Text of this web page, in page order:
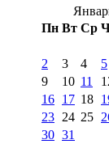
Пн Вт Ср
2
3 4 5
9
10 11
16 17 18
23 24 25
30 31